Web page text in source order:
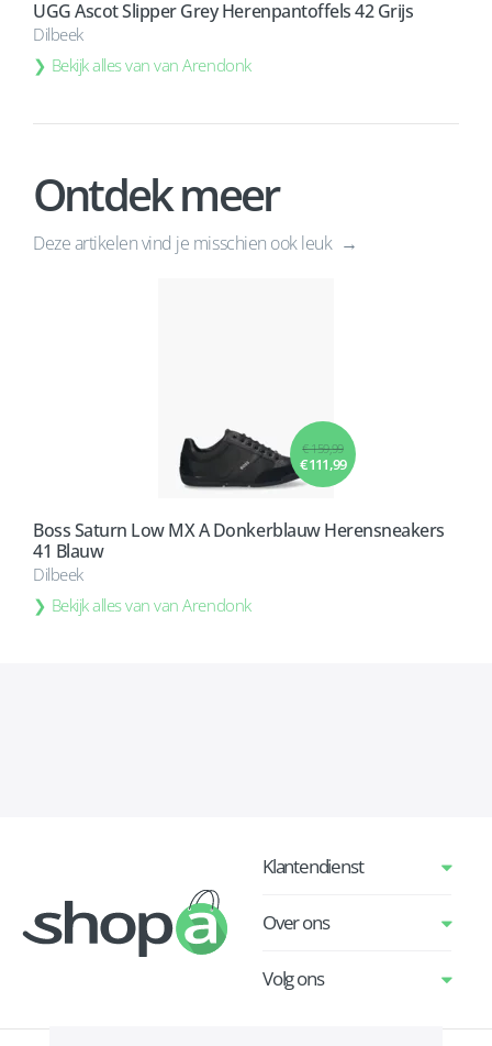
UGG Ascot Slipper Grey Herenpantoffels 42 Grijs
Dilbeek
Bekijk alles van van Arendonk
€ 159,99
€ 111,99
Boss Saturn Low MX A Donkerblauw Herensneakers
41 Blauw
Dilbeek
Bekijk alles van van Arendonk
Ontdek meer
Deze artikelen vind je misschien ook leuk
Klantendienst
Over ons
Volg ons